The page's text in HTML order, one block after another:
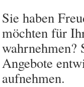
Sie haben
möchten für
wahrnehmen?
Angebote
aufnehmen.